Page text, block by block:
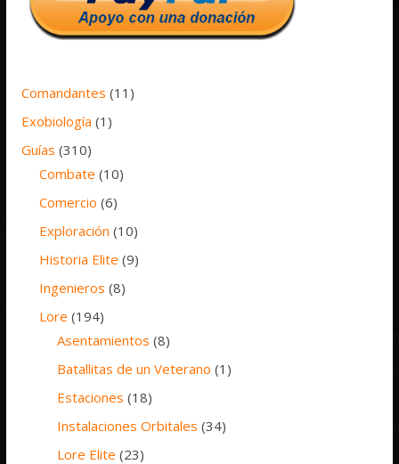
Comandantes (11)
Exobiología (1)
Guías (310)
Combate (10)
Comercio (6)
Exploración (10)
Historia Elite (9)
Ingenieros (8)
Lore (194)
Asentamientos (8)
Batallitas de un Veterano (1)
Estaciones (18)
Instalaciones Orbitales (34)
Lore Elite (23)